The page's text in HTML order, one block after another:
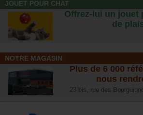
JOUET POUR CHAT
Offrez-lui un jouet
de
NOTRE MAGASIN
Plus de 6 000
nous
23 bis, rue des